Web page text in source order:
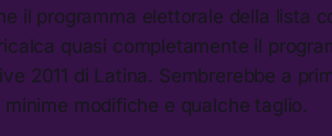
il programma elettorale della lista
quasi completamente il
2011 di Latina. Sembrerebbe a
modifiche e qualche taglio.